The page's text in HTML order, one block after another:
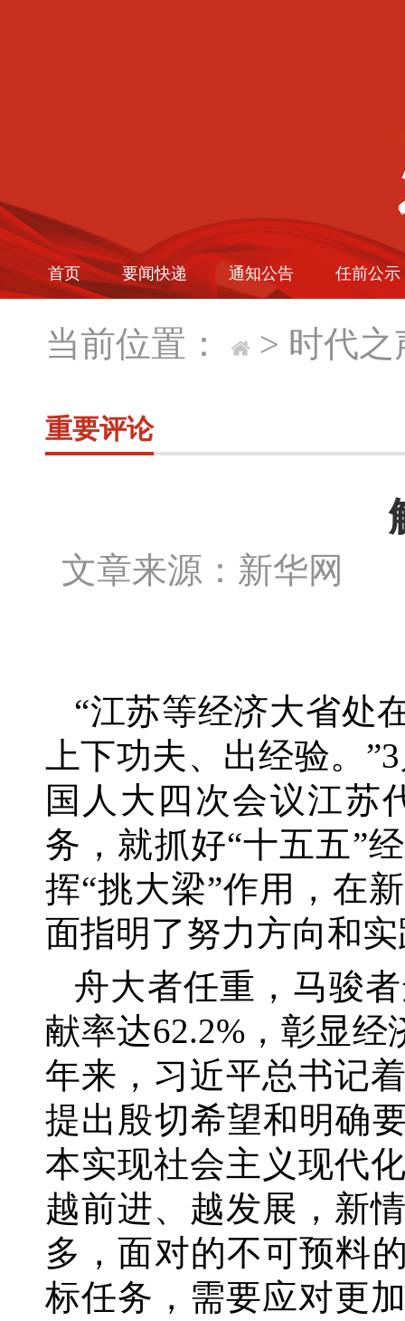
首页 要闻快递 通知公告 任前公示
当前位置： > 时代之
重要评论
文章来源：新华网
“江苏等经济大省处
上下功夫、出经验。”
国人大四次会议江苏
务，就抓好“十五五”
挥“挑大梁”作用，在
面指明了努力方向和
舟大者任重，马骏
献率达62.2%，彰显经
年来，习近平总书记
提出殷切希望和明确
本实现社会主义现代
越前进、越发展，新
多，面对的不可预料
标任务，需要应对更